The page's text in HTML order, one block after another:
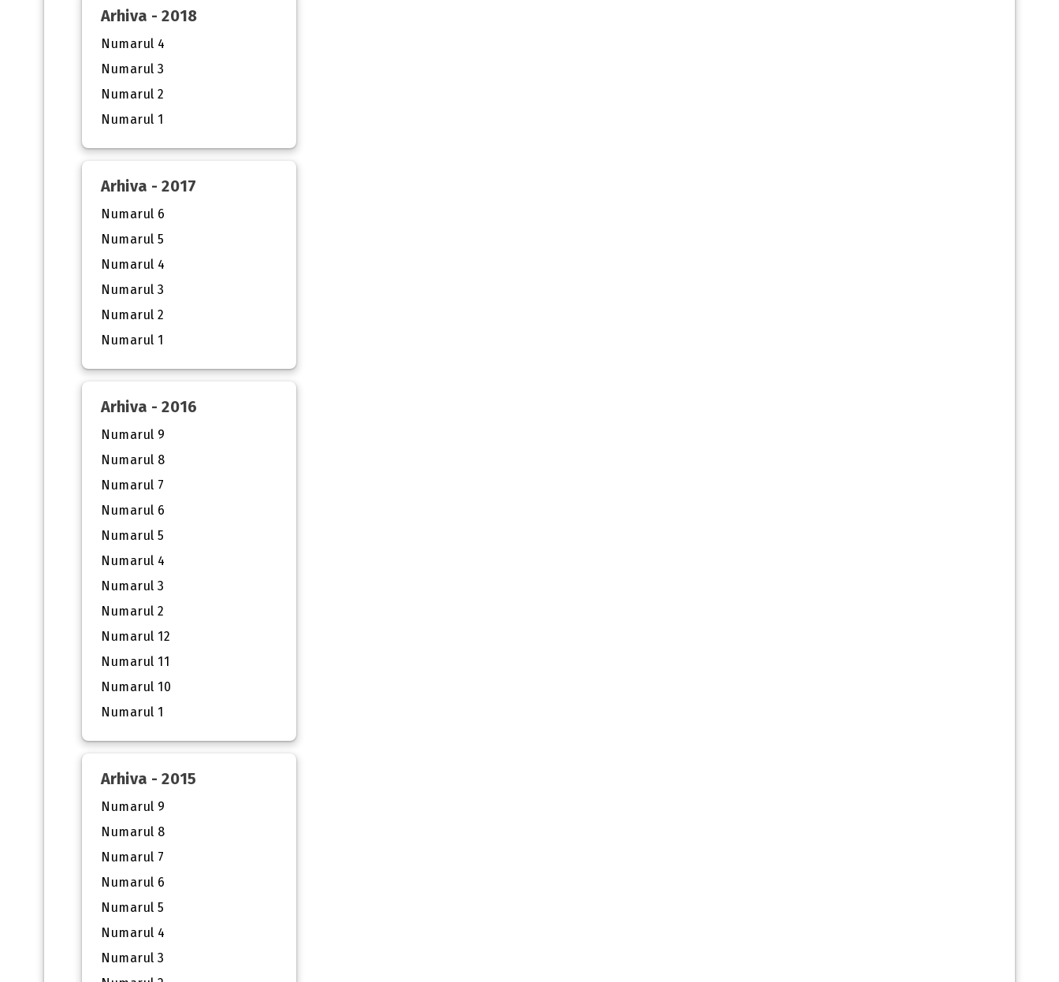
Arhiva - 2018
Numarul 4
Numarul 3
Numarul 2
Numarul 1
Arhiva - 2017
Numarul 6
Numarul 5
Numarul 4
Numarul 3
Numarul 2
Numarul 1
Arhiva - 2016
Numarul 9
Numarul 8
Numarul 7
Numarul 6
Numarul 5
Numarul 4
Numarul 3
Numarul 2
Numarul 12
Numarul 11
Numarul 10
Numarul 1
Arhiva - 2015
Numarul 9
Numarul 8
Numarul 7
Numarul 6
Numarul 5
Numarul 4
Numarul 3